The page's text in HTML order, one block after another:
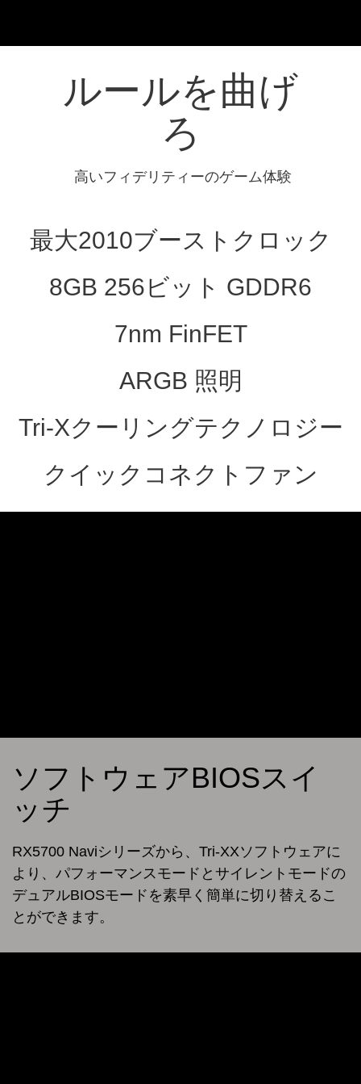
ルールを曲げ
ろ
高いフィデリティーのゲーム体験
最大2010ブーストクロック
8GB 256ビット GDDR6
7nm FinFET
ARGB 照明
Tri-Xクーリングテクノロジー
クイックコネクトファン
ソフトウェアBIOSスイ
ッチ
RX5700 Naviシリーズから、Tri-XXソフトウェアに
より、パフォーマンスモードとサイレントモードの
デュアルBIOSモードを素早く簡単に切り替えるこ
とができます。